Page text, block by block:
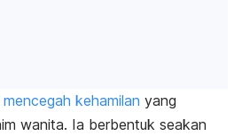
kehamilan yang
wanita. Ia berbentuk seakan